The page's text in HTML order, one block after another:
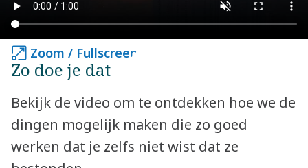
Zoom / Fullscreen
Zoom / Fullscreen
Zo doe je dat
Bekijk de video om te ontdekken hoe we de
dingen mogelijk maken die zo goed
werken dat je zelfs niet wist dat ze